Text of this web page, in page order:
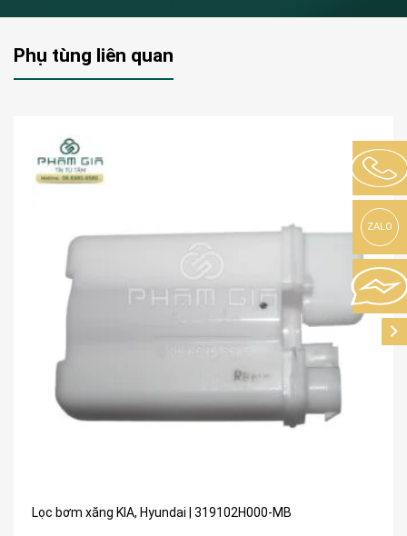
Phụ tùng liên quan
Lọc bơm xăng KIA, Hyundai | 319102H000-MB
ZALO